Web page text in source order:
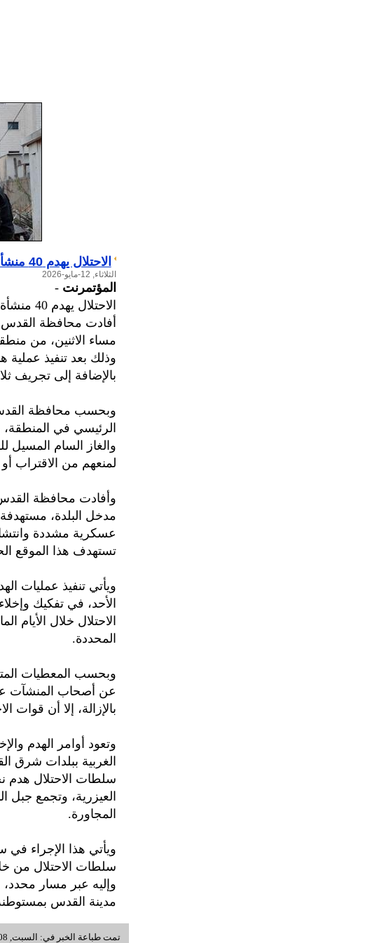
الاحتلال يهدم 40 منشأة صناعية وتجارية في العيزرية
الثلاثاء, 12-مايو-2026
المؤتمرنت -
الاحتلال يهدم 40 منشأة صناعية وتجارية في العيزرية
أفادت محافظة القدس
مساء الاثنين، من
بالإضافة إلى تجريف
وبحسب محافظة
الرئيسي في
والغاز السام المسيل
لمنعهم من الاقتراب
وأفادت محافظة
مدخل البلدة،
عسكرية مشددة
تستهدف هذا الموقع
ويأتي تنفيذ عمليات
الأحد، في تفكيك
الاحتلال خلال الأيام
المحددة.
وبحسب المعطيات
عن أصحاب المنشآت
بالإزالة، إلا أن قوات
وتعود أوامر الهدم
الغربية ببلدات
العيزرية، وتجمع
المجاورة.
ويأتي هذا الإجراء
سلطات الاحتلال من
مدينة القدس
تمت طباعة الخبر في: السبت, 08-أغسطس-2026 الساعة: 09:52 م